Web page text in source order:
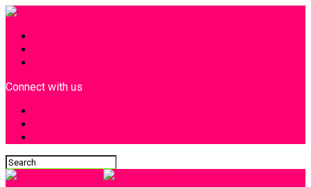
Connect with us